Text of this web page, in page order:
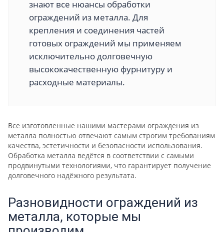
знают все нюансы обработки
ограждений из металла. Для
крепления и соединения частей
готовых ограждений мы применяем
исключительно долговечную
высококачественную фурнитуру и
расходные материалы.
Все изготовленные нашими мастерами ограждения из
металла полностью отвечают самым строгим требованиям
качества, эстетичности и безопасности использования.
Обработка металла ведётся в соответствии с самыми
продвинутыми технологиями, что гарантирует получение
долговечного надёжного результата.
Разновидности ограждений из
металла, которые мы